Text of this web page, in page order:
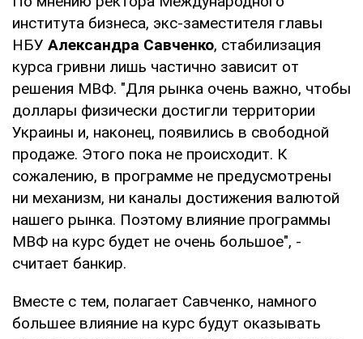
института бизнеса, экс-заместителя главы
НБУ Александра Савченко, стабилизация
курса гривни лишь частично зависит от
решения МВФ. "Для рынка очень важно, чтобы
доллары физически достигли территории
Украины и, наконец, появились в свободной
продаже. Этого пока не происходит. К
сожалению, в программе не предусмотрены
ни механизм, ни каналы достижения валютой
нашего рынка. Поэтому влияние программы
МВФ на курс будет не очень большое", -
считает банкир.
Вместе с тем, полагает Савченко, намного
большее влияние на курс будут оказывать